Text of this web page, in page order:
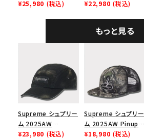
Mesh Back 5-Panel
¥25,980 (税込)
Tee スピードTシャツ
¥22,980 (税込)
もっと見る
Supreme シュプリー
ム 2025AW
Overdyed Camp
¥23,980 (税込)
Supreme シュプリー
ム 2025AW Pinup
Mesh Back 5-Panel
¥18,980 (税込)